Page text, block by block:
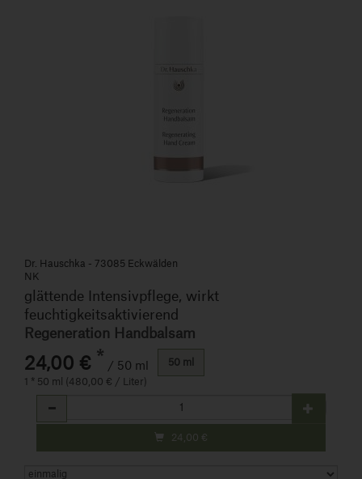
Dr. Hauschka - 73085 Eckwälden
NK
glättende Intensivpflege, wirkt
feuchtigkeitsaktivierend
Regeneration Handbalsam
24,00 € * / 50 ml
1 * 50 ml (480,00 € / Liter)
50 ml
Anzahl
24,00 €